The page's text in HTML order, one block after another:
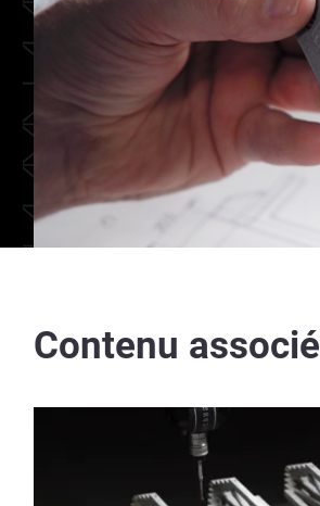
Contenu associé